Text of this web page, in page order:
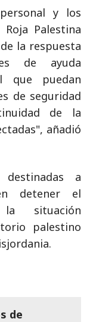
y los
Palestina
la respuesta
de ayuda
que puedan
de seguridad
de la
añadió
a
detener el
situación
palestino
de